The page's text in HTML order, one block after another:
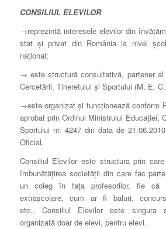
CONSILIUL ELEVILOR
→reprezintă interesele elevilor din
stat şi privat din România la nivel
naţional;
→ este structură consultativă, partener al
Cercetării, Tineretului şi Sportului (M. E.
→este organizat şi funcţionează conform
aprobat prin Ordinul Ministrului Educaţiei,
Sportului nr. 4247 din data de
Oficial.
Consiliul Elevilor este structura prin
îmbunătăţirea societăţii din care fac
un coleg în faţa profesorilor, fie că
extraşcolare, cum ar fi baluri,
etc., Consiliul Elevilor este singura
organizată doar de elevi, pentru elevi.